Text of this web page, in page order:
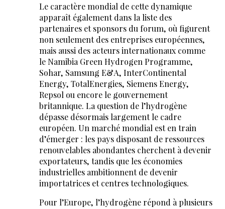
Le caractère mondial de cette dynamique
apparaît également dans la liste des
partenaires et sponsors du forum, où figurent
non seulement des entreprises européennes,
mais aussi des acteurs internationaux comme
le Namibia Green Hydrogen Programme,
Sohar, Samsung E&A, InterContinental
Energy, TotalEnergies, Siemens Energy,
Repsol ou encore le gouvernement
britannique. La question de l’hydrogène
dépasse désormais largement le cadre
européen. Un marché mondial est en train
d’émerger : les pays disposant de ressources
renouvelables abondantes cherchent à devenir
exportateurs, tandis que les économies
industrielles ambitionnent de devenir
importatrices et centres technologiques.
Pour l’Europe, l’hydrogène répond à plusieurs